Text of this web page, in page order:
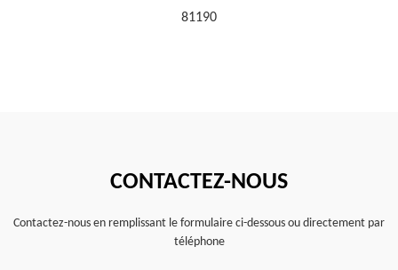
81190
CONTACTEZ-NOUS
Contactez-nous en remplissant le formulaire ci-dessous ou directement par
téléphone